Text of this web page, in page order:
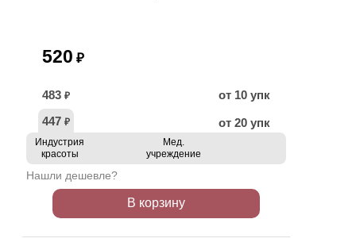
520 ₽
483 ₽
от 10 упк
447 ₽ от 20 упк
Индустрия
красоты
Мед.
учреждение
Нашли дешевле?
В корзину